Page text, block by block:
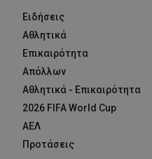
Ειδήσεις
Αθλητικά
Επικαιρότητα
Απόλλων
Αθλητικά - Επικαιρότητα
2026 FIFA World Cup
ΑΕΛ
Προτάσεις